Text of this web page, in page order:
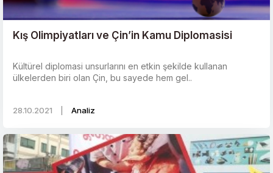
Kış Olimpiyatları ve Çin’in Kamu Diplomasisi
Kültürel diplomasi unsurlarını en etkin şekilde kullanan
ülkelerden biri olan Çin, bu sayede hem gel..
28.10.2021 Analiz